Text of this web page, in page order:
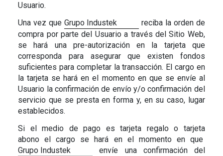
Usuario.
Una vez queGrupo Industek
reciba la orden de
compra por parte del Usuario a través del Sitio Web,
se hará una pre-autorización en la tarjeta que
corresponda para asegurar que existen fondos
suficientes para completar la transacción. El cargo en
la tarjeta se hará en el momento en que se envíe al
Usuario la confirmación de envío y/o confirmación del
servicio que se presta en forma y, en su caso, lugar
establecidos.
Si el medio de pago estarjeta regalo o tarjeta
abono el cargo se hará en el momento en que
Grupo Industek
envíe una confirmación del